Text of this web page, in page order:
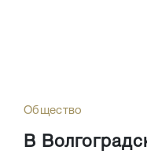
Общество
В